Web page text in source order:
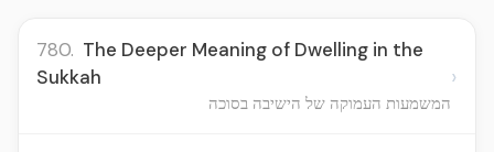
780. The Deeper Meaning of Dwelling in the
Sukkah
המשמעות העמוקה של הישיבה בסוכה
›